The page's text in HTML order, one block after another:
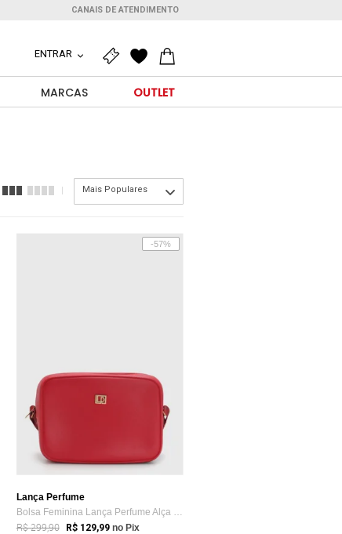
CANAIS DE ATENDIMENTO
ENTRAR
MARCAS OUTLET
Mais Populares
-57%
Lança Perfume
Bolsa Feminina Lança Perfume Alça Estamp...
R$ 299,90 R$ 129,99 no Pix